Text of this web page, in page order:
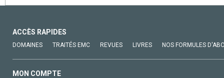
ACCÈS RAPIDES
DOMAINES TRAITÉS EMC REVUES LIVRES NOS FORMULES
MON COMPTE